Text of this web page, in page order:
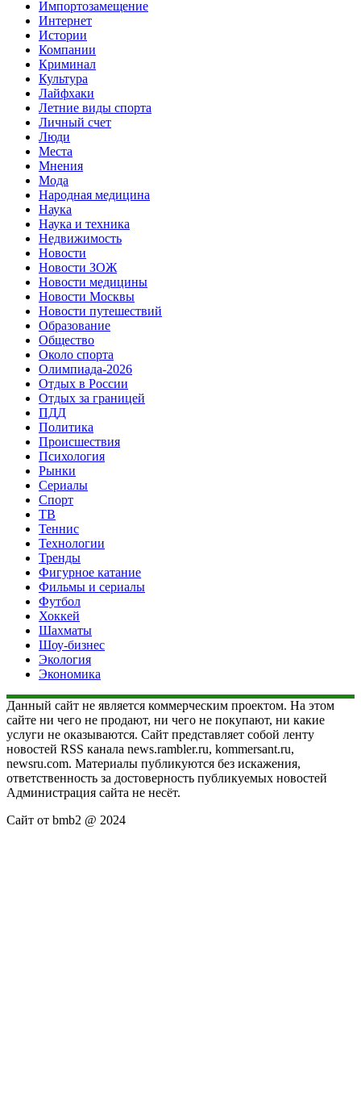
Импортозамещение
Интернет
Истории
Компании
Криминал
Культура
Лайфхаки
Летние виды спорта
Личный счет
Люди
Места
Мнения
Мода
Народная медицина
Наука
Наука и техника
Недвижимость
Новости
Новости ЗОЖ
Новости медицины
Новости Москвы
Новости путешествий
Образование
Общество
Около спорта
Олимпиада-2026
Отдых в России
Отдых за границей
ПДД
Политика
Происшествия
Психология
Рынки
Сериалы
Спорт
ТВ
Теннис
Технологии
Тренды
Фигурное катание
Фильмы и сериалы
Футбол
Хоккей
Шахматы
Шоу-бизнес
Экология
Экономика
Данный сайт не является коммерческим проектом. На этом
сайте ни чего не продают, ни чего не покупают, ни какие
услуги не оказываются. Сайт представляет собой ленту
новостей RSS канала news.rambler.ru, kommersant.ru,
newsru.com. Материалы публикуются без искажения,
ответственность за достоверность публикуемых новостей
Администрация сайта не несёт.
Сайт от bmb2 @ 2024